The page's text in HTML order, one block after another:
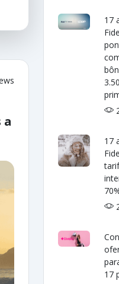
a
17
17
17